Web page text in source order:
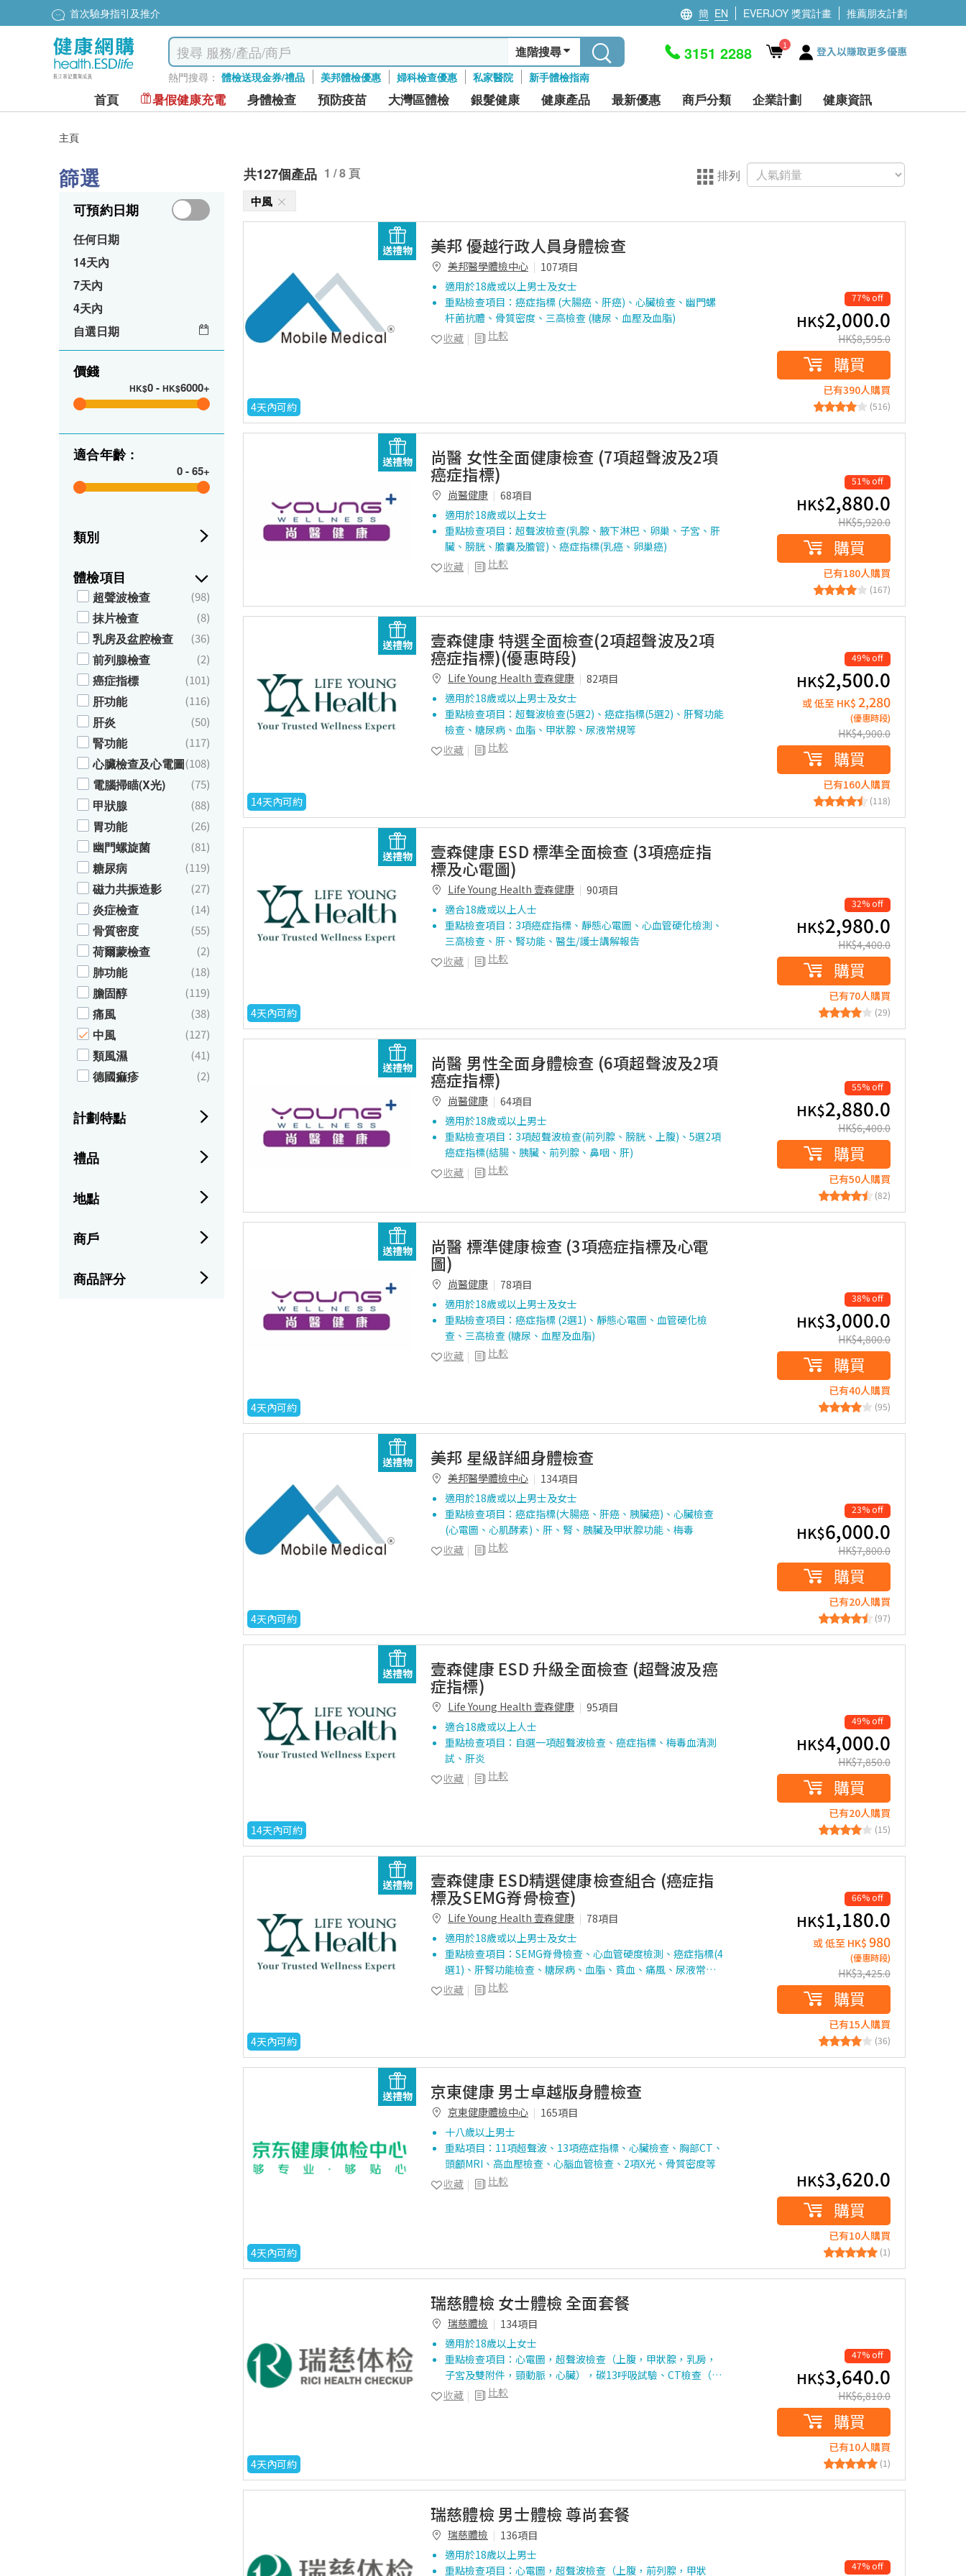
首次驗身指引及推介 簡 EN EVERJOY 獎賞計畫 推薦朋友計劃
進階搜尋
熱門搜尋： 體檢送現金券/禮品 美邦體檢優惠 婦科檢查優惠 私家醫院 新手體檢指南
3151 2288 1 登入以賺取更多優惠
首頁 暑假健康充電 身體檢查 預防疫苗 大灣區體檢 銀髮健康 健康產品 最新優惠 商戶分類 企業計劃 健康資訊
主頁
篩選
可預約日期
任何日期
14天內
7天內
4天內
自選日期
價錢
HK$0- HK$6000+
適合年齡 :
0-65+
類別
體檢項目
超聲波檢查 (98)
抹片檢查 (8)
乳房及盆腔檢查 (36)
前列腺檢查 (2)
癌症指標 (101)
肝功能 (116)
肝炎 (50)
腎功能 (117)
心臟檢查及心電圖(108)
電腦掃瞄(X光) (75)
甲狀腺 (88)
胃功能 (26)
幽門螺旋菌 (81)
糖尿病 (119)
磁力共振造影 (27)
炎症檢查 (14)
骨質密度 (55)
荷爾蒙檢查 (2)
肺功能 (18)
膽固醇 (119)
痛風 (38)
中風 (127)
類風濕 (41)
德國痲疹 (2)
計劃特點
禮品
地點
商戶
商品評分
共127個產品 1 / 8 頁 排列
中風
送禮物
4天內可約
美邦 優越行政人員身體檢查
美邦醫學體檢中心
107項目
適用於18歲或以上男士及女士
重點檢查項目：癌症指標 (大腸癌、肝癌)、心臟檢查、幽門螺
杆菌抗體、骨質密度、三高檢查 (糖尿、血壓及血脂)
比較
收藏
77% off
HK$2,000.0
HK$8,595.0
購買
已有390人購買
(516)
送禮物 尚醫 女性全面健康檢查 (7項超聲波及2項
癌症指標)
尚醫健康
68項目
適用於18歲或以上女士
重點檢查項目：超聲波檢查(乳腺、腋下淋巴、卵巢、子宮、肝
臟、膀胱、膽囊及膽管)、癌症指標(乳癌、卵巢癌)
比較
收藏
51% off
HK$2,880.0
HK$5,920.0
購買
已有180人購買
(167)
送禮物
14天內可約
壹森健康 特選全面檢查(2項超聲波及2項
癌症指標)(優惠時段)
Life Young Health 壹森健康
82項目
適用於18歲或以上男士及女士
重點檢查項目：超聲波檢查(5選2)、癌症指標(5選2)、肝腎功能
檢查、糖尿病、血脂、甲狀腺、尿液常規等
比較
收藏
49% off
HK$2,500.0
或 低至 HK$ 2,280
(優惠時段)
HK$4,900.0
購買
已有160人購買
(118)
送禮物
4天內可約
壹森健康 ESD 標準全面檢查 (3項癌症指
標及心電圖)
Life Young Health 壹森健康
90項目
適合18歲或以上人士
重點檢查項目：3項癌症指標、靜態心電圖、心血管硬化檢測、
三高檢查、肝、腎功能、醫生/護士講解報告
比較
收藏
32% off
HK$2,980.0
HK$4,400.0
購買
已有70人購買
(29)
送禮物 尚醫 男性全面身體檢查 (6項超聲波及2項
癌症指標)
尚醫健康
64項目
適用於18歲或以上男士
重點檢查項目：3項超聲波檢查(前列腺、膀胱、上腹)、5選2項
癌症指標(結腸、胰臟、前列腺、鼻咽、肝)
比較
收藏
55% off
HK$2,880.0
HK$6,400.0
購買
已有50人購買
(82)
送禮物
4天內可約
尚醫 標準健康檢查 (3項癌症指標及心電
圖)
尚醫健康
78項目
適用於18歲或以上男士及女士
重點檢查項目：癌症指標 (2選1)、靜態心電圖、血管硬化檢
查、三高檢查 (糖尿、血壓及血脂)
比較
收藏
38% off
HK$3,000.0
HK$4,800.0
購買
已有40人購買
(95)
送禮物
4天內可約
美邦 星級詳細身體檢查
美邦醫學體檢中心
134項目
適用於18歲或以上男士及女士
重點檢查項目：癌症指標(大腸癌、肝癌、胰臟癌)、心臟檢查
(心電圖、心肌酵素)、肝、腎、胰臟及甲狀腺功能、梅毒
比較
收藏
23% off
HK$6,000.0
HK$7,800.0
購買
已有20人購買
(97)
送禮物
14天內可約
壹森健康 ESD 升級全面檢查 (超聲波及癌
症指標)
Life Young Health 壹森健康
95項目
適合18歲或以上人士
重點檢查項目：自選一項超聲波檢查、癌症指標、梅毒血清測
試、肝炎
比較
收藏
49% off
HK$4,000.0
HK$7,850.0
購買
已有20人購買
(15)
送禮物
4天內可約
壹森健康 ESD精選健康檢查組合 (癌症指
標及SEMG脊骨檢查)
Life Young Health 壹森健康
78項目
適用於18歲或以上男士及女士
重點檢查項目：SEMG脊骨檢查、心血管硬度檢測、癌症指標(4
選1)、肝腎功能檢查、糖尿病、血脂、貧血、痛風、尿液常…
比較
收藏
66% off
HK$1,180.0
或 低至 HK$ 980
(優惠時段)
HK$3,425.0
購買
已有15人購買
(36)
送禮物
4天內可約
京東健康 男士卓越版身體檢查
京東健康體檢中心
165項目
十八歲以上男士
重點項目：11項超聲波、13項癌症指標、心臟檢查、胸部CT、
頭顱MRI、高血壓檢查、心腦血管檢查、2項X光、骨質密度等
比較
收藏 HK$3,620.0
購買
已有10人購買
(1)
4天內可約
瑞慈體檢 女士體檢 全面套餐
瑞慈體檢
134項目
適用於18歲以上女士
重點檢查項目：心電圖，超聲波檢查（上腹，甲狀腺，乳房，
子宮及雙附件，頸動脈，心臟），碳13呼吸試驗、CT檢查（…
比較
收藏
47% off
HK$3,640.0
HK$6,810.0
購買
已有10人購買
(1)
瑞慈體檢 男士體檢 尊尚套餐
瑞慈體檢
136項目
適用於18歲以上男士
重點檢查項目：心電圖，超聲波檢查（上腹，前列腺，甲狀
47% off